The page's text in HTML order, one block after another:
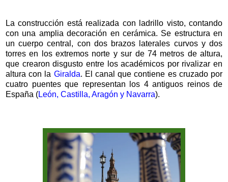
La construcción está realizada con ladrillo visto, contando
con una amplia decoración en cerámica. Se estructura en
un cuerpo central, con dos brazos laterales curvos y dos
torres en los extremos norte y sur de 74 metros de altura,
que crearon disgusto entre los académicos por rivalizar en
altura con la Giralda. El canal que contiene es cruzado por
cuatro puentes que representan los 4 antiguos reinos de
España (León, Castilla, Aragón y Navarra).